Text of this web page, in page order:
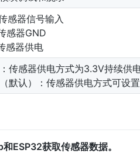
感器信号输入
感器GND
感器供电
传感器供电方式为3.3V持续供
默认）：传感器供电方式可设
ESP32获取传感器数据。